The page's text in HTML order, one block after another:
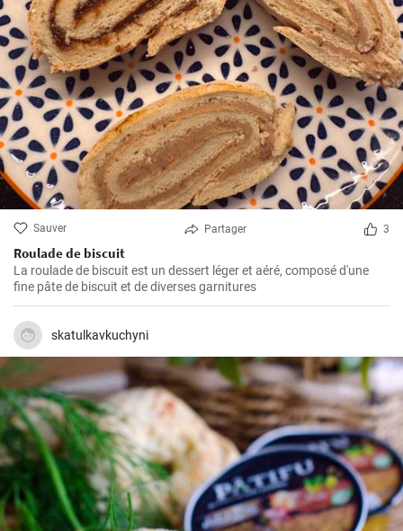
Sauver Partager 3
Roulade de biscuit
La roulade de biscuit est un dessert léger et aéré, composé d'une
fine pâte de biscuit et de diverses garnitures
skatulkavkuchyni